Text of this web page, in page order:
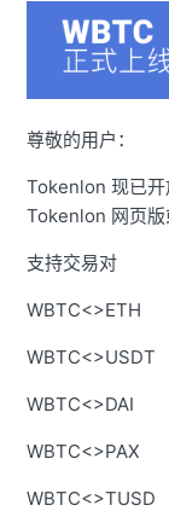
尊敬的用户：
Tokenlon 现已
Tokenlon 网页版
支持交易对
WBTC<>ETH
WBTC<>USDT
WBTC<>DAI
WBTC<>PAX
WBTC<>TUSD